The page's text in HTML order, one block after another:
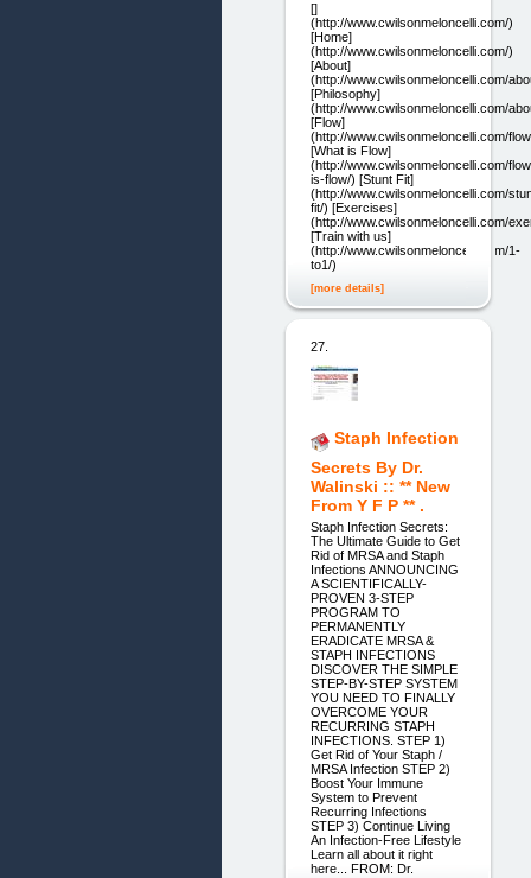
[]
(http://www.cwilsonmeloncelli.com/)
[Home]
(http://www.cwilsonmeloncelli.com/)
[About]
(http://www.cwilsonmeloncelli.com/
[Philosophy]
(http://www.cwilsonmeloncelli.com/
[Flow]
(http://www.cwilsonmeloncelli.com/
[What is Flow]
(http://www.cwilsonmeloncelli.com/
is-flow/) [Stunt Fit]
(http://www.cwilsonmeloncelli.com/
fit/) [Exercises]
(http://www.cwilsonmeloncelli.com/
[Train with us]
(http://www.cwilsonmeloncelli.com/1-
to1/)
[more details]
27.
Staph Infection
Secrets By Dr.
Walinski :: ** New
From Y F P ** .
Staph Infection Secrets:
The Ultimate Guide to Get
Rid of MRSA and Staph
Infections ANNOUNCING
A SCIENTIFICALLY-
PROVEN 3-STEP
PROGRAM TO
PERMANENTLY
ERADICATE MRSA &
STAPH INFECTIONS
DISCOVER THE SIMPLE
STEP-BY-STEP SYSTEM
YOU NEED TO FINALLY
OVERCOME YOUR
RECURRING STAPH
INFECTIONS. STEP 1)
Get Rid of Your Staph /
MRSA Infection STEP 2)
Boost Your Immune
System to Prevent
Recurring Infections
STEP 3) Continue Living
An Infection-Free Lifestyle
Learn all about it right
here... FROM: Dr.